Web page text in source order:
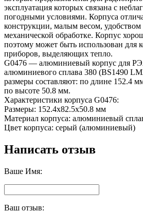
эксплуатация которых связана с
погодными условиями. Корпуса
конструкции, малым весом, удобством
механической обработке. Корпус
поэтому может быть использован для
приборов, выделяющих тепло.
G0476 — алюминиевый корпус для
алюминиевого сплава 380 (BS1490
размеры составляют: по длине 152.4
по высоте 50.8 мм.
Характеристики корпуса G0476:
Размеры: 152.4x82.5x50.8 мм
Материал корпуса: алюминиевый
Цвет корпуса: серый (алюминиевый)
Написать отзыв
Ваше Имя:
Ваш отзыв: